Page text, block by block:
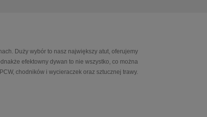
Duży wybór to nasz największy atut, oferujemy
efektowny dywan to nie wszystko, co można
chodników i wycieraczek oraz sztucznej trawy.